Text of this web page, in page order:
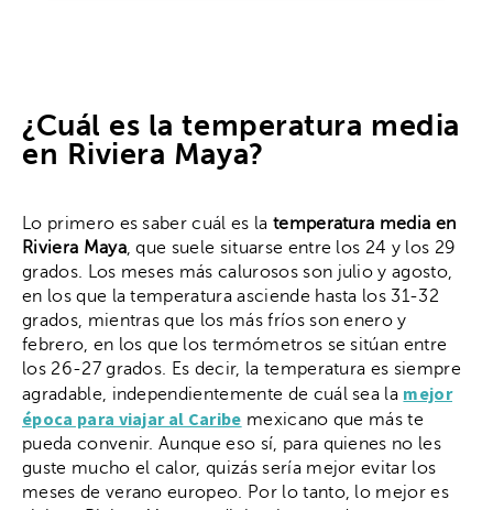
¿Cuál es la temperatura media
en Riviera Maya?
Lo primero es saber cuál es la temperatura media en
Riviera Maya, que suele situarse entre los 24 y los 29
grados. Los meses más calurosos son julio y agosto,
en los que la temperatura asciende hasta los 31-32
grados, mientras que los más fríos son enero y
febrero, en los que los termómetros se sitúan entre
los 26-27 grados. Es decir, la temperatura es siempre
agradable, independientemente de cuál sea la mejor
época para viajar al Caribe mexicano que más te
pueda convenir. Aunque eso sí, para quienes no les
guste mucho el calor, quizás sería mejor evitar los
meses de verano europeo. Por lo tanto, lo mejor es